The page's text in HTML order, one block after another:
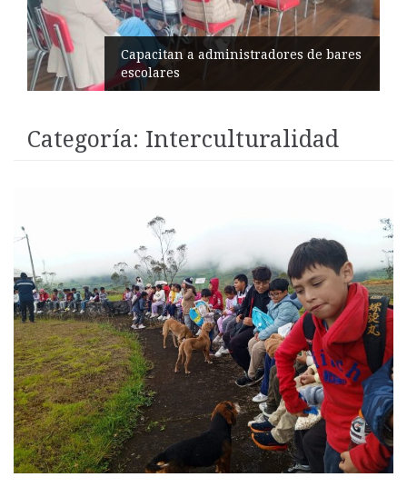
Éxito en recital de Ciudad Poética
Categoría: Interculturalidad